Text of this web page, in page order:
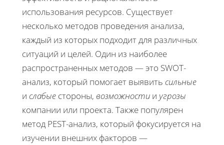
использования ресурсов. Существует
несколько методов проведения анализа,
каждый из которых подходит для различных
ситуаций и целей. Один из наиболее
распространенных методов — это SWOT-
анализ, который помогает выявить сильные
и слабые стороны, возможности и угрозы
компании или проекта. Также популярен
метод PEST-анализ, который фокусируется на
изучении внешних факторов —